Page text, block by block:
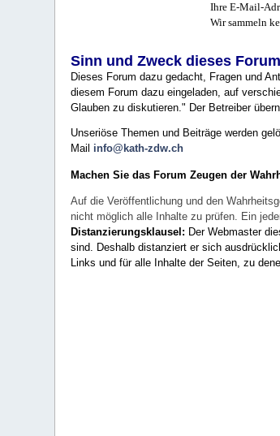
Ihre E-Mail-
Wir sammeln
Sinn und Zweck dieses
Dieses Forum dazu gedacht, Fragen und
diesem Forum dazu eingeladen, auf
Glauben zu diskutieren." Der Betreiber
Unseriöse Themen und Beiträge werden
Mail info@kath-zdw.ch
Machen Sie das Forum Zeugen der
Auf die Veröffentlichung und den
nicht möglich alle Inhalte zu prüfen. Ein
Distanzierungsklausel: Der Webmaster
sind. Deshalb distanziert er sich
Links und für alle Inhalte der Seiten, zu